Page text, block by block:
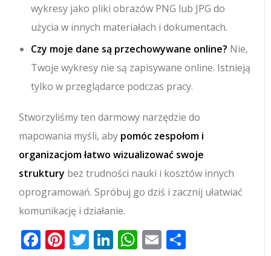
wykresy jako pliki obrazów PNG lub JPG do
użycia w innych materiałach i dokumentach.
Czy moje dane są przechowywane online? Nie,
Twoje wykresy nie są zapisywane online. Istnieją
tylko w przeglądarce podczas pracy.
Stworzyliśmy ten darmowy narzędzie do
mapowania myśli, aby pomóc zespołom i
organizacjom łatwo wizualizować swoje
struktury bez trudności nauki i kosztów innych
oprogramowań. Spróbuj go dziś i zacznij ułatwiać
komunikację i działanie.
Facebook
Pinterest
Twitter
LinkedIn
WhatsApp
Email